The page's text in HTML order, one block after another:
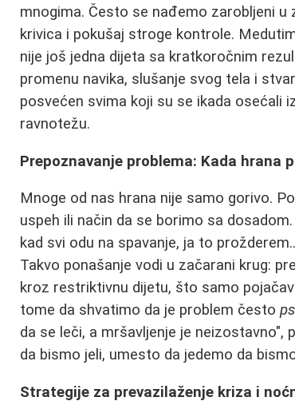
mnogima. Često se nađemo zarobljeni u
krivica i pokušaj stroge kontrole.
nije još jedna dijeta sa kratkoročnim
promenu navika, slušanje svog tela i
posvećen svima koji su se ikada osećali
ravnotežu.
Prepoznavanje problema: Kada hrana
Mnoge od nas hrana nije samo gorivo.
uspeh ili način da se borimo sa
kad svi odu na spavanje, ja to
Takvo ponašanje vodi u začarani krug:
kroz restriktivnu dijetu, što samo
tome da shvatimo da je problem često
da se leči, a mršavljenje je neizostavno",
da bismo jeli, umesto da jedemo da
Strategije za prevazilaženje kriza i